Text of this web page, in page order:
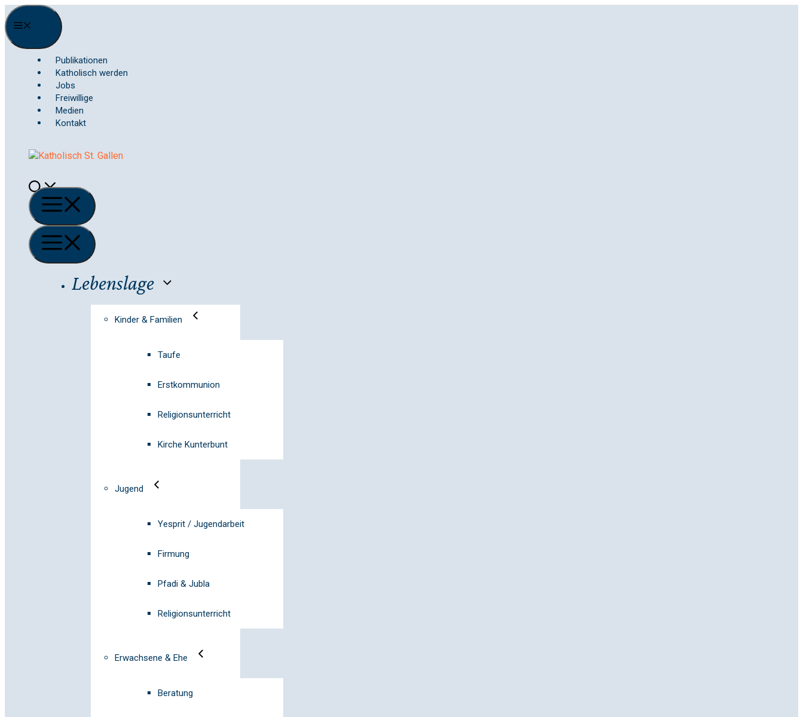
Springe
zum
Inhalt
Publikationen
Katholisch werden
Jobs
Freiwillige
Medien
Kontakt
Menü
Menü
Lebenslage
Kinder & Familien
Taufe
Erstkommunion
Religionsunterricht
Kirche Kunterbunt
Jugend
Yesprit / Jugendarbeit
Firmung
Pfadi & Jubla
Religionsunterricht
Erwachsene & Ehe
Beratung